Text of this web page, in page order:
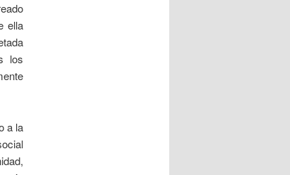
ella
los
a la